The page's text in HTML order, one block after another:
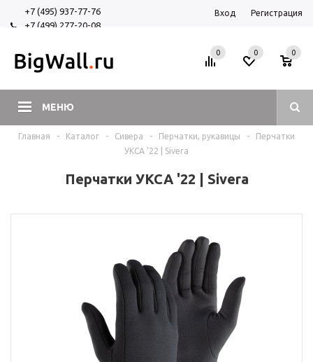
+7 (495) 937-77-76
+7 (499) 277-20-08
Вход Регистрация
МЕНЮ
0 0
0
Главная - Каталог - Сивера - Перчатки, рукавицы -
Перчатки
УКСА '22 | Sivera
Перчатки УКСА '22 | Sivera